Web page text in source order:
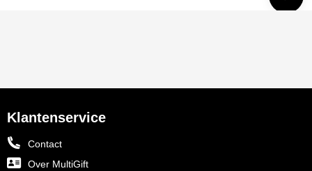
Klantenservice
Contact
Over MultiGift